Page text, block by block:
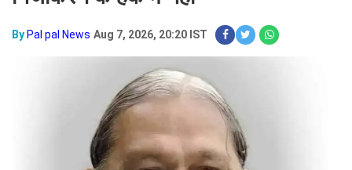
ByPal pal News Aug 7, 2026, 20:20 IST